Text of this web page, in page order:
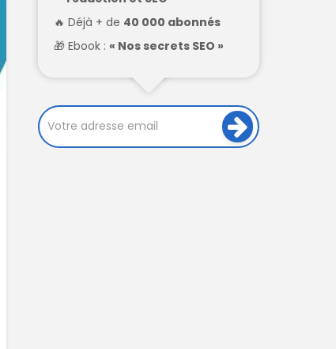
Déjà + de 40 000 abonnés
Ebook : « Nos secrets SEO »